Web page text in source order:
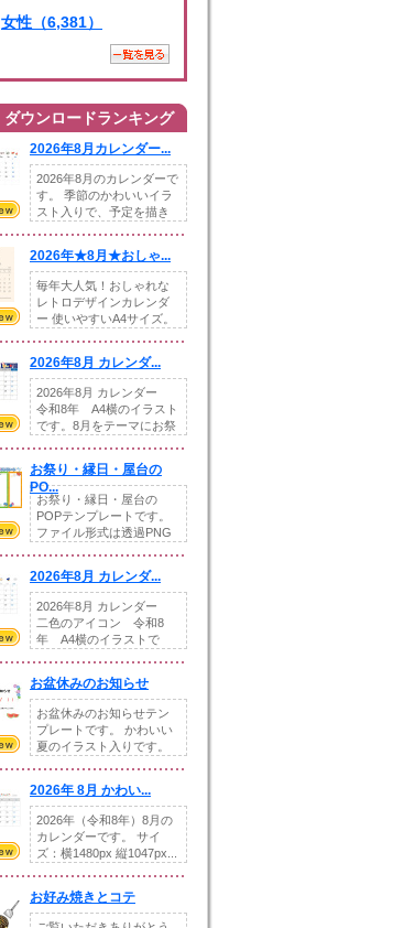
女性（6,381）
ダウンロードランキング
2026年8月カレンダー...
2026年8月のカレンダーで
す。 季節のかわいいイラ
スト入りで、予定を描き
2026年★8月★おしゃ...
毎年大人気！おしゃれな
レトロデザインカレンダ
ー 使いやすいA4サイズ。
2026年8月 カレンダ...
2026年8月 カレンダー
令和8年 A4横のイラスト
です。8月をテーマにお祭
お祭り・縁日・屋台の
PO...
お祭り・縁日・屋台の
POPテンプレートです。
ファイル形式は透過PNG
2026年8月 カレンダ...
2026年8月 カレンダー
二色のアイコン 令和8
年 A4横のイラストで
お盆休みのお知らせ
お盆休みのお知らせテン
プレートです。 かわいい
夏のイラスト入りです。
2026年 8月 かわい...
2026年（令和8年）8月の
カレンダーです。 サイ
ズ：横1480px 縦1047px...
お好み焼きとコテ